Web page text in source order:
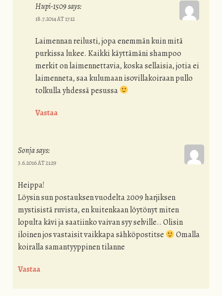
Hupi-1509says:
18.7.2014 AT 17:12
Laimennan reilusti, jopa enemmän kuin mitä
purkissa lukee. Kaikki käyttämäni shampoo
merkit on laimennettavia, koska sellaisia, jotia ei
laimenneta, saa kulumaan isovillakoiraan pullo
tolkulla yhdessä pesussa
Vastaa
Sonjasays:
3.6.2016 AT 21:29
Heippa!
Löysin sun postauksen vuodelta 2009 harjiksen
mystisistä ruvista, en kuitenkaan löytönyt miten
lopulta kävi ja saatiinko vaivan syy selville.. Olisin
iloinen jos vastaisit vaikkapa sähköpostitse
Omalla
koiralla samantyyppinen tilanne
Vastaa